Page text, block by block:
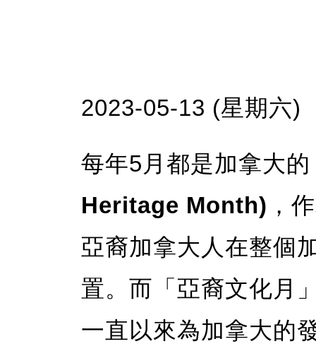
2023-05-13 (星期六)
每年5月都是加拿大的
Heritage Month) ，
亞裔加拿大人在整個
置。而「亞裔文化月
一直以來為加拿大的